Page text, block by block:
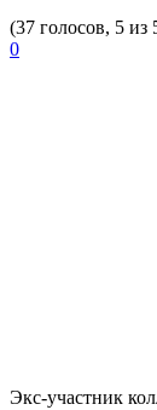
(37 голосов, 5 из
0
Экс-участник